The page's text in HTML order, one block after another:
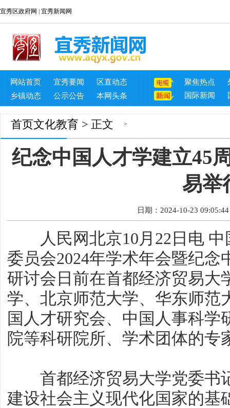
宜秀区政府网 宜秀新闻网
网站首页 宜秀要闻
区直动态
乡镇动态
公示公告 本网头条
聚焦热点
国际新闻
首页 >
文化教育 > 正文
纪念中国人才学建立45
易举
日期：2024-10-23 09:05:44
人民网北京10月22日电 中
委员会2024年学术年会暨纪念
研讨会日前在首都经济贸易大
学、北京师范大学、华东师范
国人才研究会、中国人事科学
院等科研院所、学术团体的专
首都经济贸易大学党委书
建设社会主义现代化国家的基